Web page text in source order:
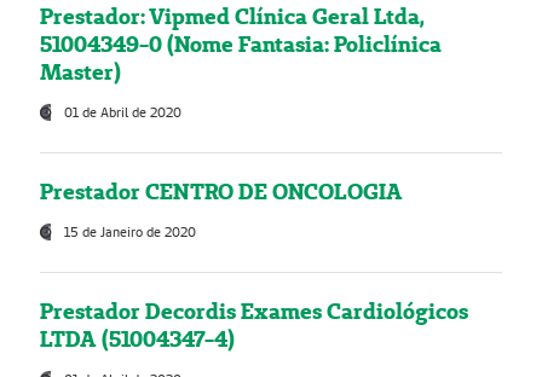
Prestador: Vipmed Clínica Geral Ltda,
51004349-0 (Nome Fantasia: Policlínica
Master)
01 de Abril de 2020
Prestador CENTRO DE ONCOLOGIA
15 de Janeiro de 2020
Prestador Decordis Exames Cardiológicos
LTDA (51004347-4)